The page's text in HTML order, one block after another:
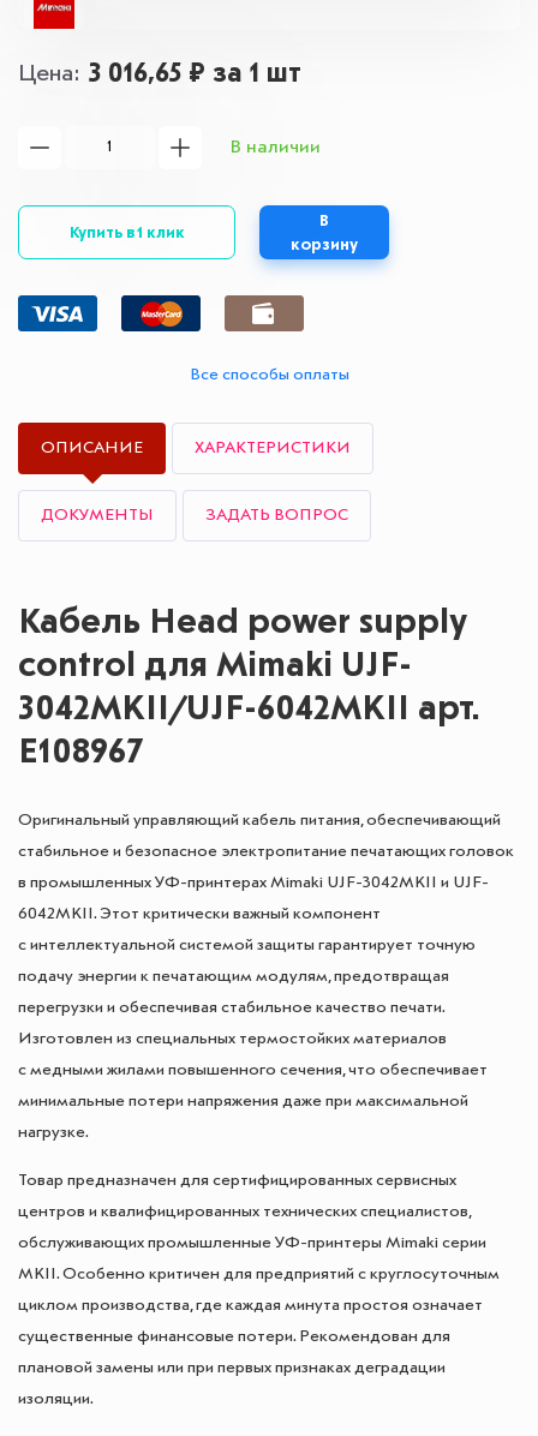
Цена 3 016,65 ₽ за 1 шт
В наличии
Купить в 1 клик
В
корзину
Все способы оплаты
ОПИСАНИЕ ХАРАКТЕРИСТИКИ
ДОКУМЕНТЫ ЗАДАТЬ ВОПРОС
Кабель Head power supply
control для Mimaki UJF-
3042MKII/UJF-6042MKII арт.
E108967
Оригинальный управляющий кабель питания, обеспечивающий
стабильное и безопасное электропитание печатающих головок
в промышленных УФ-принтерах Mimaki UJF-3042MKII и UJF-
6042MKII. Этот критически важный компонент
с интеллектуальной системой защиты гарантирует точную
подачу энергии к печатающим модулям, предотвращая
перегрузки и обеспечивая стабильное качество печати.
Изготовлен из специальных термостойких материалов
с медными жилами повышенного сечения, что обеспечивает
минимальные потери напряжения даже при максимальной
нагрузке.
Товар предназначен для сертифицированных сервисных
центров и квалифицированных технических специалистов,
обслуживающих промышленные УФ-принтеры Mimaki серии
MKII. Особенно критичен для предприятий с круглосуточным
циклом производства, где каждая минута простоя означает
существенные финансовые потери. Рекомендован для
плановой замены или при первых признаках деградации
изоляции.